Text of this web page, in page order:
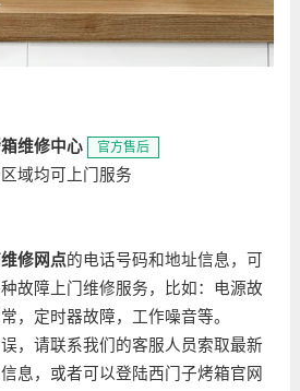
维修中心 官方售后
域均可上门服务
修网点的电话号码和地址信息，可
故障上门维修服务，比如：电源故
，定时器故障，工作噪音等。
，请联系我们的客服人员索取最新
息，或者可以登陆西门子烤箱官网